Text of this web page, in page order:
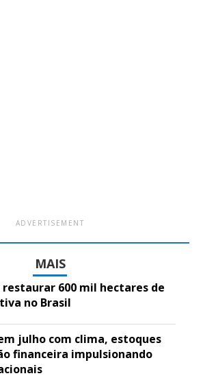
ADVERTISEMENT
MAIS
600 mil hectares de
no Brasil
julho com clima, estoques
financeira impulsionando